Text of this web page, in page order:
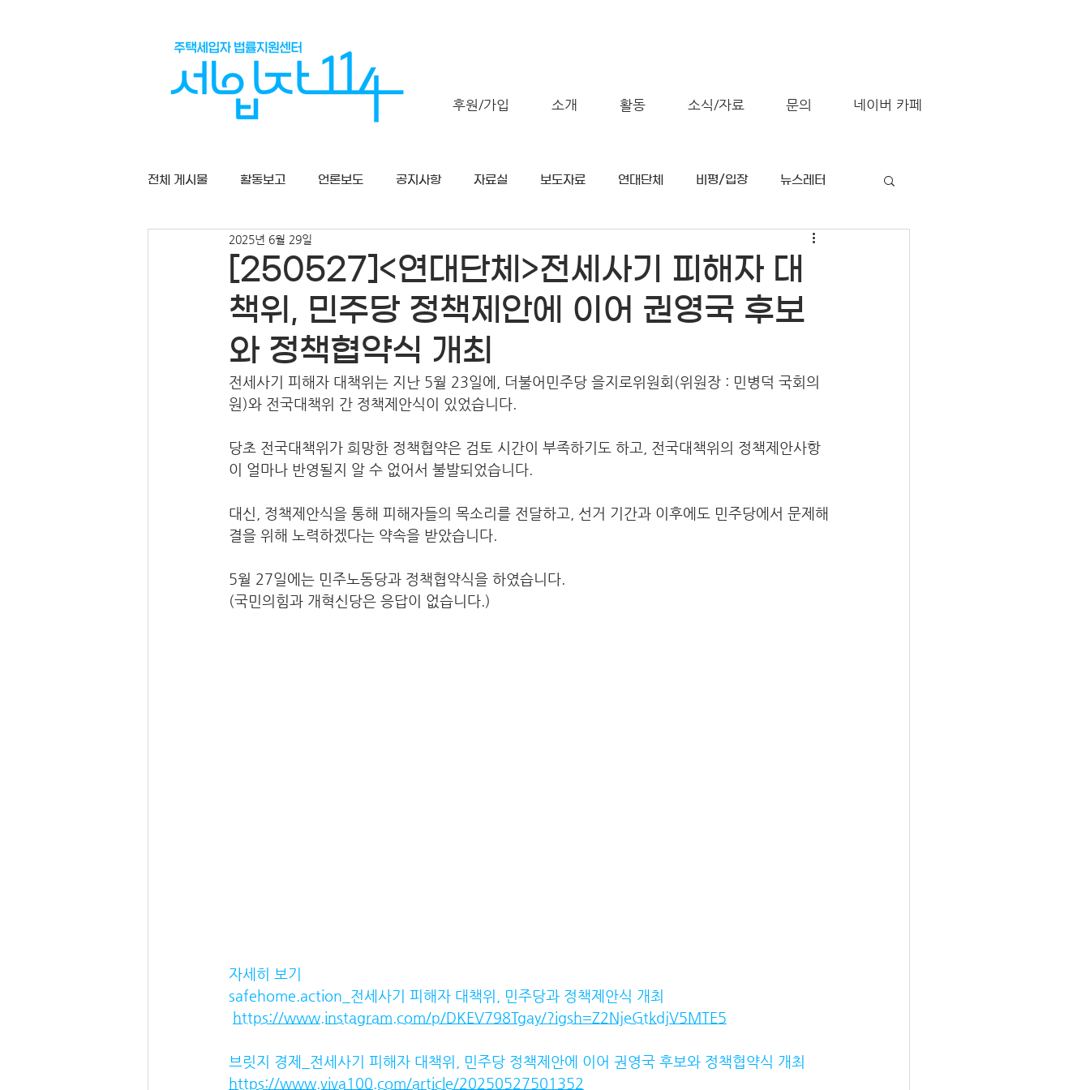
후원/가입 소개 활동 소식/자료 문의 네이버 카페
전체 게시물 활동보고 언론보도 공지사항 자료실 보도자료 연대단체 비평/입장 뉴스레터
상담게시판
[250527]<연대단체>전세사기 피해자 대
책위, 민주당 정책제안에 이어 권영국 후보
와 정책협약식 개최
2025년 6월 29일
전세사기 피해자 대책위는 지난 5월 23일에, 더불어민주당 을지로위원회(위원장 : 민병덕 국회의
원)와 전국대책위 간 정책제안식이 있었습니다.
당초 전국대책위가 희망한 정책협약은 검토 시간이 부족하기도 하고, 전국대책위의 정책제안사항
이 얼마나 반영될지 알 수 없어서 불발되었습니다.
대신, 정책제안식을 통해 피해자들의 목소리를 전달하고, 선거 기간과 이후에도 민주당에서 문제해
결을 위해 노력하겠다는 약속을 받았습니다.
5월 27일에는 민주노동당과 정책협약식을 하였습니다.
(국민의힘과 개혁신당은 응답이 없습니다.)
자세히 보기
safehome.action_전세사기 피해자 대책위, 민주당과 정책제안식 개최
https://www.instagram.com/p/DKEV798Tgay/?igsh=Z2NjeGtkdjV5MTE5
브릿지 경제_전세사기 피해자 대책위, 민주당 정책제안에 이어 권영국 후보와 정책협약식 개최
https://www.viva100.com/article/20250527501352